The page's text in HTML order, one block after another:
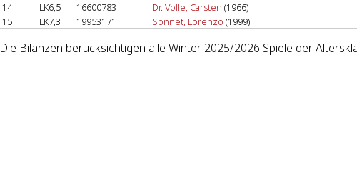
14
LK6,5 16600783 Dr. Volle, Carsten (1966)
15
LK7,3 19953171 Sonnet, Lorenzo (1999)
Die Bilanzen berücksichtigen alle Winter 2025/2026 Spiele der